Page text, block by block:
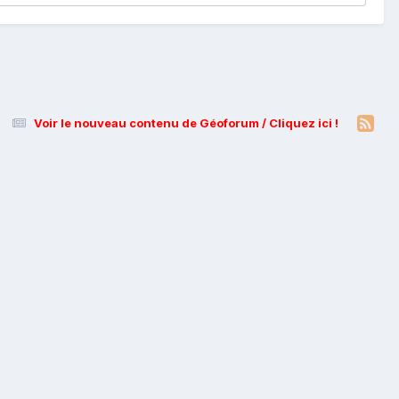
Voir le nouveau contenu de Géoforum / Cliquez ici !